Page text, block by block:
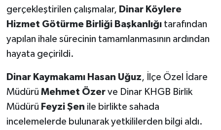
gerçekleştirilen çalışmalar, Dinar Köylere
Hizmet Götürme Birliği Başkanlığıtarafından
yapılan ihale sürecinin tamamlanmasının ardından
hayata geçirildi.
Dinar Kaymakamı Hasan Uğuz, İlçe Özel İdare
Müdürü Mehmet Özerve Dinar KHGB Birlik
Müdürü Feyzi Şen ile birlikte sahada
incelemelerde bulunarak yetkililerden bilgi aldı.